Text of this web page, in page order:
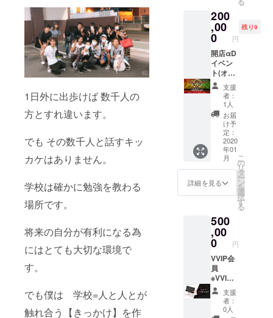
1日外に出歩けば 数千人の
方とすれ違います。
でも その数千人と話すキッ
カケはありません。
学校は確かに勉強を教わる
場所です。
将来の自分が有利になる為
にはとても大切な環境で
す。
でも僕は 学校=人と人とが
触れ合う【きっかけ】を作
イベン
ト開催
❷ 2ヵ
月に1回
オフ会
に場所
貸切可
能 (3時
間) (1年
間場代)
(ドリン
ク別途)
❸ VIP
会員証
発行 開
店αDイ
ベント
(オフ会)
優待券
記念品
贈呈(ク
ラウド
ファン
ディン
グ限定)
ライ
ター2種
(白 黒)
αDアク
リル
200
,00
0 円
残り9
開店αD
イベン
ト(オフ
会)優待
券 KWL
CM30秒
x月8回
動画作
成費込
平均視
聴者数
14000
人
~17000
人
支援
者：
1人
お届
け予
定：
2020
年01
月
詳細を見る
こ
の
リ
タ
ー
ン
を
選
択
す
る
500
,00
0 円
VVIP会
員
※VVIP
会員特
典詳細
❶ VIP
支援
者：
0人